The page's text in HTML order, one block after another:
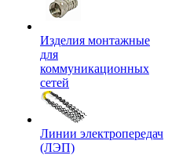
Изделия монтажные
для
коммуникационных
сетей
Линии электропередач
(ЛЭП)